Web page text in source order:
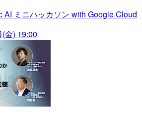
AI ミニハッカソン with Google Cloud
金) 19:00